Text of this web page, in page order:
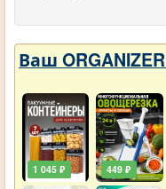
Ваш
1 045 ₽ 449 ₽